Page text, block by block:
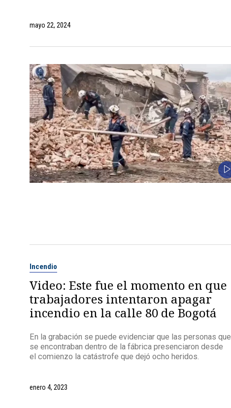
mayo 22, 2024
Incendio
Video: Este fue el momento en que
trabajadores intentaron apagar
incendio en la calle 80 de Bogotá
En la grabación se puede evidenciar que las personas que
se encontraban dentro de la fábrica presenciaron desde
el comienzo la catástrofe que dejó ocho heridos.
enero 4, 2023